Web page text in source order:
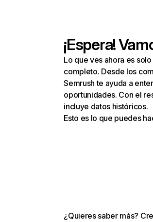
¡Espera!
Lo que ves ahora es
completo. Desde los
Semrush te ayuda a
oportunidades. Con el
incluye datos históricos.
Esto es lo que puedes
¿Quieres saber más?